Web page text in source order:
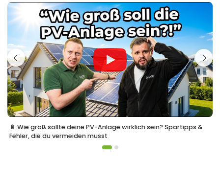
🔋 Wie groß sollte deine PV-Anlage wirklich sein? Spartipps &
Fehler, die du vermeiden musst